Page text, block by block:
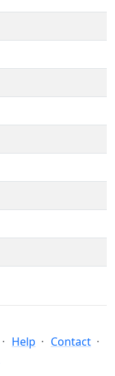
Help
Contact